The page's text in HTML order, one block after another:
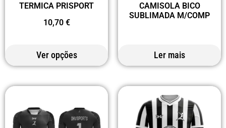
TERMICA PRISPORT
10,70 €
Ver opções
CAMISOLA BICO
SUBLIMADA M/COMP
Ler mais